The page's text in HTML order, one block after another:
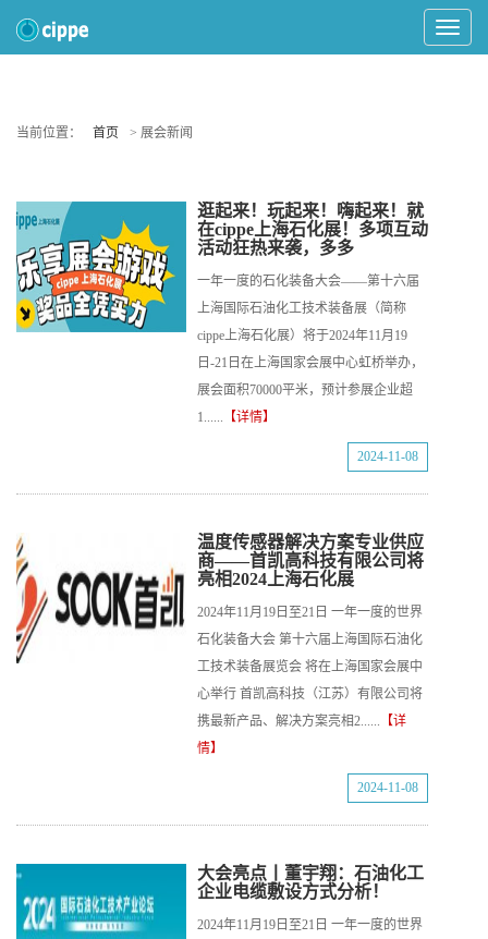
Toggle
当前位置： 首页 > 展会新闻
逛起来！玩起来！嗨起来！就
在cippe上海石化展！多项互动
活动狂热来袭，多多
一年一度的石化装备大会——第十六届
上海国际石油化工技术装备展（简称
cippe上海石化展）将于2024年11月19
日-21日在上海国家会展中心虹桥举办，
展会面积70000平米，预计参展企业超
1...... 【详情】
2024-11-08
温度传感器解决方案专业供应
商——首凯高科技有限公司将
亮相2024上海石化展
2024年11月19日至21日 一年一度的世界
石化装备大会 第十六届上海国际石油化
工技术装备展览会 将在上海国家会展中
心举行 首凯高科技（江苏）有限公司将
携最新产品、解决方案亮相2...... 【详
情】
2024-11-08
大会亮点丨董宇翔：石油化工
企业电缆敷设方式分析！
2024年11月19日至21日 一年一度的世界